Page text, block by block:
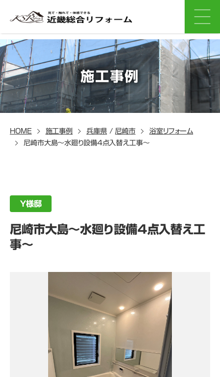
施工事例
HOME 施工事例 兵庫県/ 尼崎市
浴室リフォーム
尼崎市大島～水廻り設備4点入替え工事～
Ｙ様邸
尼崎市大島～水廻り設備4点入替え工
事～